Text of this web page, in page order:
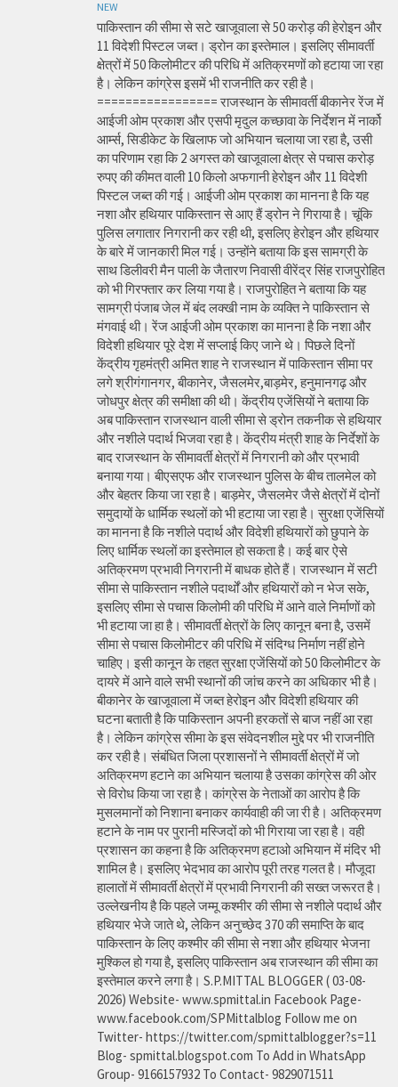
NEW
पाकिस्तान की सीमा से सटे खाजूवाला से 50 करोड़ की हेरोइन और
11 विदेशी पिस्टल जब्त। ड्रोन का इस्तेमाल। इसलिए सीमावर्ती
क्षेत्रों में 50 किलोमीटर की परिधि में अतिक्रमणों को हटाया जा रहा
है। लेकिन कांग्रेस इसमें भी राजनीति कर रही है।
================= राजस्थान के सीमावर्ती बीकानेर रेंज में
आईजी ओम प्रकाश और एसपी मृदुल कच्छावा के निर्देशन में नार्को
आर्म्स, सिडीकेट के खिलाफ जो अभियान चलाया जा रहा है, उसी
का परिणाम रहा कि 2 अगस्त को खाजूवाला क्षेत्र से पचास करोड़
रुपए की कीमत वाली 10 किलो अफगानी हेरोइन और 11 विदेशी
पिस्टल जब्त की गई। आईजी ओम प्रकाश का मानना है कि यह
नशा और हथियार पाकिस्तान से आए हैं ड्रोन ने गिराया है। चूंकि
पुलिस लगातार निगरानी कर रही थी, इसलिए हेरोइन और हथियार
के बारे में जानकारी मिल गई। उन्होंने बताया कि इस सामग्री के
साथ डिलीवरी मैन पाली के जैतारण निवासी वीरेंद्र सिंह राजपुरोहित
को भी गिरफ्तार कर लिया गया है। राजपुरोहित ने बताया कि यह
सामग्री पंजाब जेल में बंद लक्खी नाम के व्यक्ति ने पाकिस्तान से
मंगवाई थी। रेंज आईजी ओम प्रकाश का मानना है कि नशा और
विदेशी हथियार पूरे देश में सप्लाई किए जाने थे। पिछले दिनों
केंद्रीय गृहमंत्री अमित शाह ने राजस्थान में पाकिस्तान सीमा पर
लगे श्रीगंगानगर, बीकानेर, जैसलमेर,बाड़मेर, हनुमानगढ़ और
जोधपुर क्षेत्र की समीक्षा की थी। केंद्रीय एजेंसियों ने बताया कि
अब पाकिस्तान राजस्थान वाली सीमा से ड्रोन तकनीक से हथियार
और नशीले पदार्थ भिजवा रहा है। केंद्रीय मंत्री शाह के निर्देशों के
बाद राजस्थान के सीमावर्ती क्षेत्रों में निगरानी को और प्रभावी
बनाया गया। बीएसएफ और राजस्थान पुलिस के बीच तालमेल को
और बेहतर किया जा रहा है। बाड़मेर, जैसलमेर जैसे क्षेत्रों में दोनों
समुदायों के धार्मिक स्थलों को भी हटाया जा रहा है। सुरक्षा एजेंसियों
का मानना है कि नशीले पदार्थ और विदेशी हथियारों को छुपाने के
लिए धार्मिक स्थलों का इस्तेमाल हो सकता है। कई बार ऐसे
अतिक्रमण प्रभावी निगरानी में बाधक होते हैं। राजस्थान में सटी
सीमा से पाकिस्तान नशीले पदार्थों और हथियारों को न भेज सके,
इसलिए सीमा से पचास किलोमी की परिधि में आने वाले निर्माणों को
भी हटाया जा हा है। सीमावर्ती क्षेत्रों के लिए कानून बना है, उसमें
सीमा से पचास किलोमीटर की परिधि में संदिग्ध निर्माण नहीं होने
चाहिए। इसी कानून के तहत सुरक्षा एजेंसियों को 50 किलोमीटर के
दायरे में आने वाले सभी स्थानों की जांच करने का अधिकार भी है।
बीकानेर के खाजूवाला में जब्त हेरोइन और विदेशी हथियार की
घटना बताती है कि पाकिस्तान अपनी हरकतों से बाज नहीं आ रहा
है। लेकिन कांग्रेस सीमा के इस संवेदनशील मुद्दे पर भी राजनीति
कर रही है। संबंधित जिला प्रशासनों ने सीमावर्ती क्षेत्रों में जो
अतिक्रमण हटाने का अभियान चलाया है उसका कांग्रेस की ओर
से विरोध किया जा रहा है। कांग्रेस के नेताओं का आरोप है कि
मुसलमानों को निशाना बनाकर कार्यवाही की जा री है। अतिक्रमण
हटाने के नाम पर पुरानी मस्जिदों को भी गिराया जा रहा है। वही
प्रशासन का कहना है कि अतिक्रमण हटाओ अभियान में मंदिर भी
शामिल है। इसलिए भेदभाव का आरोप पूरी तरह गलत है। मौजूदा
हालातों में सीमावर्ती क्षेत्रों में प्रभावी निगरानी की सख्त जरूरत है।
उल्लेखनीय है कि पहले जम्मू कश्मीर की सीमा से नशीले पदार्थ और
हथियार भेजे जाते थे, लेकिन अनुच्छेद 370 की समाप्ति के बाद
पाकिस्तान के लिए कश्मीर की सीमा से नशा और हथियार भेजना
मुश्किल हो गया है, इसलिए पाकिस्तान अब राजस्थान की सीमा का
इस्तेमाल करने लगा है। S.P.MITTAL BLOGGER ( 03-08-
2026) Website- www.spmittal.in Facebook Page-
www.facebook.com/SPMittalblog Follow me on
Twitter- https://twitter.com/spmittalblogger?s=11
Blog- spmittal.blogspot.com To Add in WhatsApp
Group- 9166157932 To Contact- 9829071511